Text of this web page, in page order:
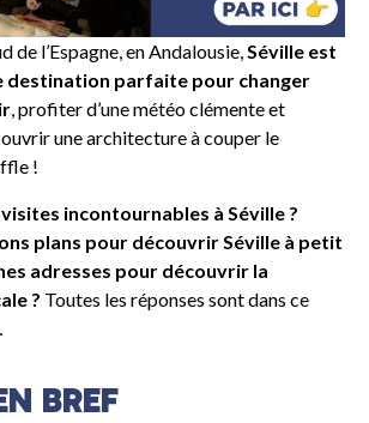
de l’Espagne, en Andalousie,Séville est
destination parfaite pour changer
, profiter d’une météo clémente et
une architecture à couper le
!
incontournables à Séville ?
plans pour découvrir Séville à petit
adresses pour découvrir la
? Toutes les réponses sont dans ce
BREF